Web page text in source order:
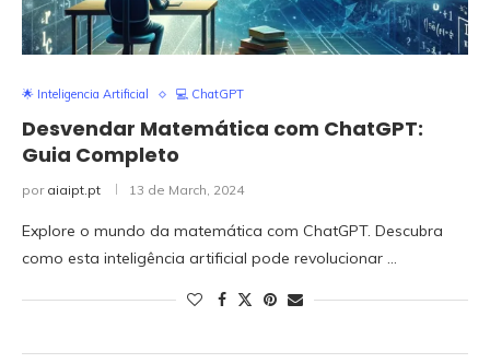
🌟 Inteligencia Artificial 💻 ChatGPT
Desvendar Matemática com ChatGPT:
Guia Completo
por aiaipt.pt 13 de March, 2024
Explore o mundo da matemática com ChatGPT. Descubra
como esta inteligência artificial pode revolucionar …